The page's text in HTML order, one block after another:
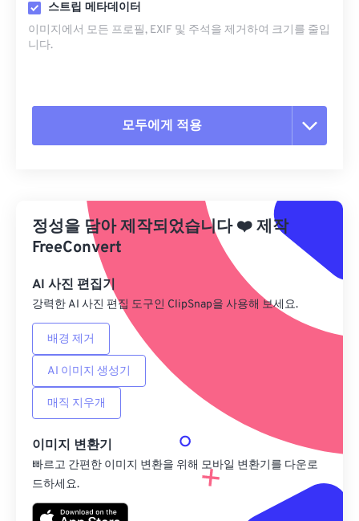
스트립 메타데이터
이미지에서 모든 프로필, EXIF ​​및 주석을 제거하여 크기를 줄입
니다.
모두에게 적용
사전 설정에서 적용
사전 설정으로 저장
정성을 담아 제작되었습니다❤️제작
FreeConvert
AI 사진 편집기
강력한 AI 사진 편집 도구인 ClipSnap을 사용해 보세요.
배경 제거
AI 이미지 생성기
매직 지우개
이미지 변환기
빠르고 간편한 이미지 변환을 위해 모바일 변환기를 다운로
드하세요.